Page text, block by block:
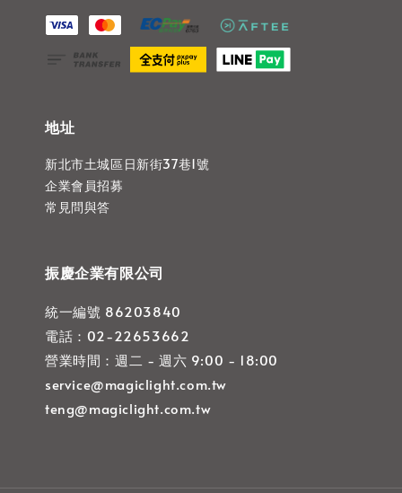
地址
新北市土城區日新街37巷1號
企業會員招募
常見問與答
振慶企業有限公司
統一編號 86203840
電話：02-22653662
營業時間：週二 - 週六 9:00 - 18:00
service@magiclight.com.tw
teng@magiclight.com.tw